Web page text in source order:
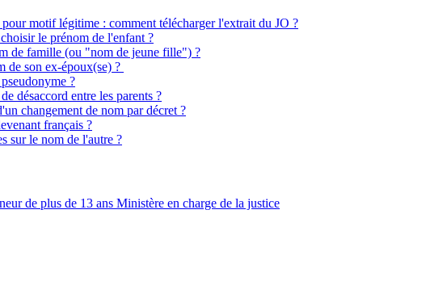
motif légitime : comment télécharger l'extrait du JO ?
le prénom de l'enfant ?
de famille (ou "nom de jeune fille") ?
de son ex-époux(se) ?
?
désaccord entre les parents ?
changement de nom par décret ?
français ?
sur le nom de l'autre ?
de plus de 13 ans Ministère en charge de la justice